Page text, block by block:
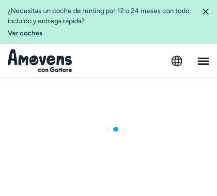
¿Necesitas un coche de renting por 12 o 24 meses con todo
incluido y entrega rápida?
Ver coches